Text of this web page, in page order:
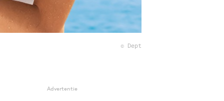
© Dept
Advertentie